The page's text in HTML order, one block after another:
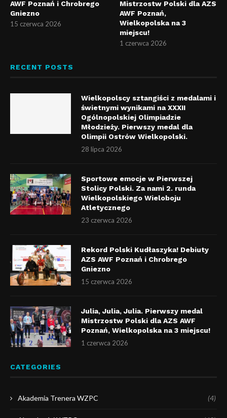
AWF Poznań i Chrobrego
Gniezno
15 czerwca 2026
Mistrzostw Polski dla AZS
AWF Poznań,
Wielkopolska na 3
miejscu!
1 czerwca 2026
RECENT POSTS
Wielkopolscy sztangiści z medalami i
świetnymi wynikami na XXXII
Ogólnopolskiej Olimpiadzie
Młodzieży. Pierwszy medal dla
Olimpii Ostrów Wielkopolski.
28 lipca 2026
Sportowe emocje w Pierwszej
Stolicy Polski. Za nami 2. runda
Wielkopolskiego Wieloboju
Atletycznego
23 czerwca 2026
Rekord Polski Kudłaszyka! Debiuty
AZS AWF Poznań i Chrobrego
Gniezno
15 czerwca 2026
Julia, Julia, Julia. Pierwszy medal
Mistrzostw Polski dla AZS AWF
Poznań, Wielkopolska na 3 miejscu!
1 czerwca 2026
CATEGORIES
Akademia Trenera WZPC (4)